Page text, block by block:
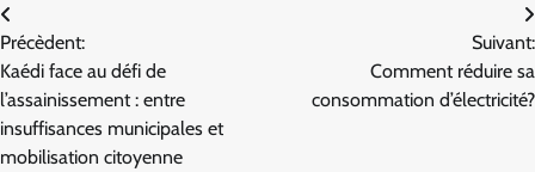
Navigation
de
l’article
Précèdent:
Kaédi face au défi de
l’assainissement : entre
insuffisances municipales et
mobilisation citoyenne
Suivant:
Comment réduire sa
consommation d’électricité?